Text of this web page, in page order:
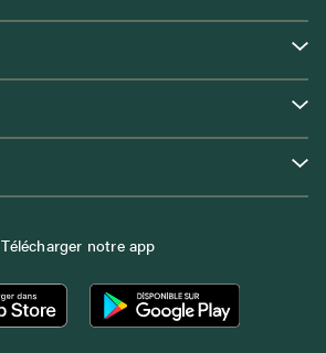
Télécharger notre app